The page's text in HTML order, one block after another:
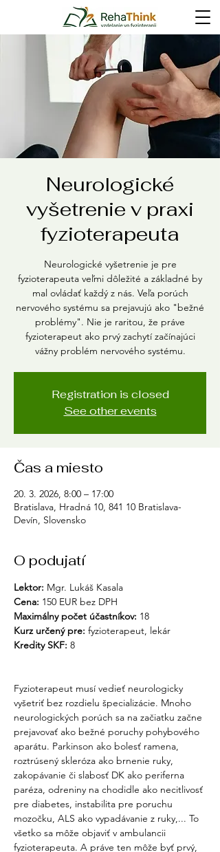
Neurologické
vyšetrenie v praxi
fyzioterapeuta
Neurologické vyšetrenie je pre
fyzioterapeuta veľmi dôležité a základné by
mal ovládať každý z nás. Veľa porúch
nervového systému sa prejavujú ako "bežné
problémy". Nie je raritou, že práve
fyzioterapeut ako prvý zachytí začínajúci
vážny problém nervového systému.
Registration is closed
See other events
Čas a miesto
20. 3. 2026, 8:00 – 17:00
Bratislava, Hradná 10, 841 10 Bratislava-
Devín, Slovensko
O podujatí
Lektor: Mgr. Lukáš Kasala
Cena: 150 EUR bez DPH
Maximálny počet účastníkov: 18
Kurz určený pre: fyzioterapeut, lekár
Kredity SKF: 8
Fyzioterapeut musí vedieť neurologicky
vyšetriť bez rozdielu špecializácie. Mnoho
neurologických porúch sa na začiatku začne
prejavovať ako bežné poruchy pohybového
aparátu. Parkinson ako bolesť ramena,
roztrúsený skleróza ako brnenie ruky,
zakopávanie či slabosť DK ako periferna
paréza, odreniny na chodidle ako necitlivosť
pre diabetes, instabilita pre poruchu
mozočku, ALS ako vypadávanie z ruky,... To
všetko sa môže objaviť v ambulancii
fyzioterapeuta. A práve ten môže byť prvý,